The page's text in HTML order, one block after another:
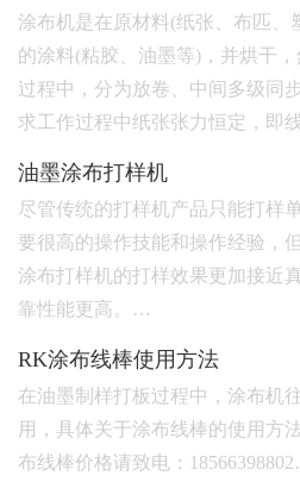
涂布机是在原材料(纸张、布匹、
的涂料(粘胶、油墨等)，并烘干
过程中，分为放卷、中间多级同
求工作过程中纸张张力恒定，即
油墨涂布打样机
尽管传统的打样机产品只能打样
要很高的操作技能和操作经验，
涂布打样机的打样效果更加接近
靠性能更高。…
RK涂布线棒使用方法
在油墨制样打板过程中，涂布机
用，具体关于涂布线棒的使用方
布线棒价格请致电：